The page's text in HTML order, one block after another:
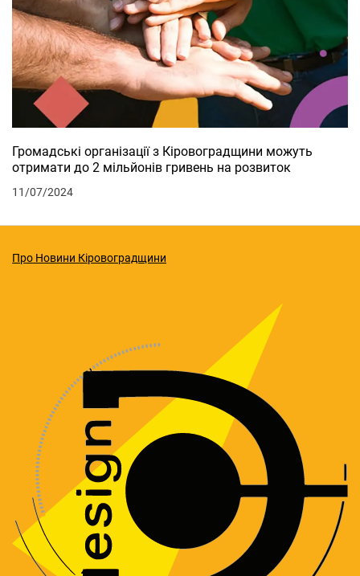
Громадські організації з Кіровоградщини можуть
отримати до 2 мільйонів гривень на розвиток
11/07/2024
Про Новини Кіровоградщини